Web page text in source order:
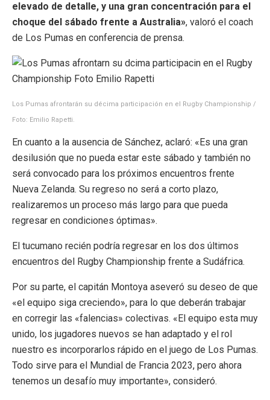
elevado de detalle, y una gran concentración para el
choque del sábado frente a Australia», valoró el coach
de Los Pumas en conferencia de prensa.
Los Pumas afrontarán su décima participación en el Rugby Championship /
Foto: Emilio Rapetti.
En cuanto a la ausencia de Sánchez, aclaró: «Es una gran
desilusión que no pueda estar este sábado y también no
será convocado para los próximos encuentros frente
Nueva Zelanda. Su regreso no será a corto plazo,
realizaremos un proceso más largo para que pueda
regresar en condiciones óptimas».
El tucumano recién podría regresar en los dos últimos
encuentros del Rugby Championship frente a Sudáfrica.
Por su parte, el capitán Montoya aseveró su deseo de que
«el equipo siga creciendo», para lo que deberán trabajar
en corregir las «falencias» colectivas. «El equipo esta muy
unido, los jugadores nuevos se han adaptado y el rol
nuestro es incorporarlos rápido en el juego de Los Pumas.
Todo sirve para el Mundial de Francia 2023, pero ahora
tenemos un desafío muy importante», consideró.